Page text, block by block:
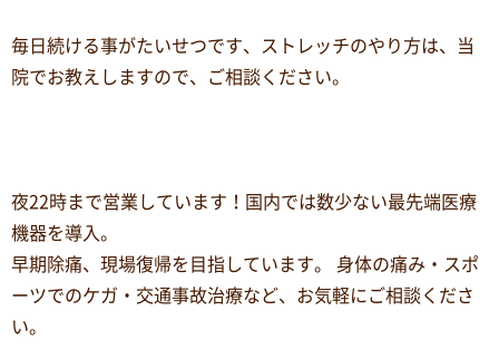
毎日続ける事がたいせつです、ストレッチのやり方は、当
院でお教えしますので、ご相談ください。
夜22時まで営業しています！国内では数少ない最先端医療
機器を導入。
早期除痛、現場復帰を目指しています。 身体の痛み・スポ
ーツでのケガ・交通事故治療など、お気軽にご相談くださ
い。